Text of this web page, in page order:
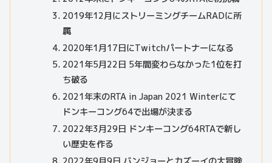
2019年12月にストリーミングチームRADに所
属
2020年1月17日にTwitchパートナーになる
2021年5月22日 5年間変わらなかった1位を打
ち破る
2021年末のRTA in Japan 2021 Winterにて
ドンキーコング64で出場が決まる
2022年3月29日 ドンキーコング64RTAで新し
い歴史を作る